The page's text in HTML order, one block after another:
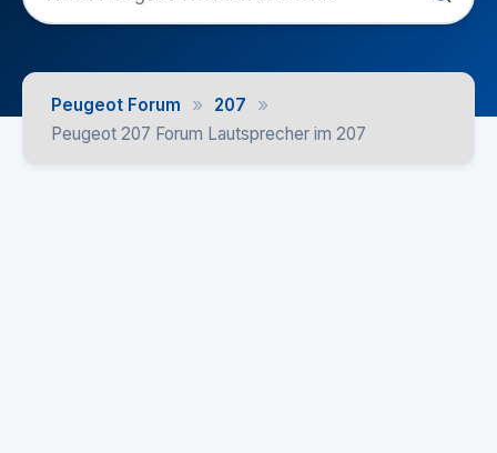
Peugeot Forum » 207 »
Peugeot 207 Forum Lautsprecher im 207